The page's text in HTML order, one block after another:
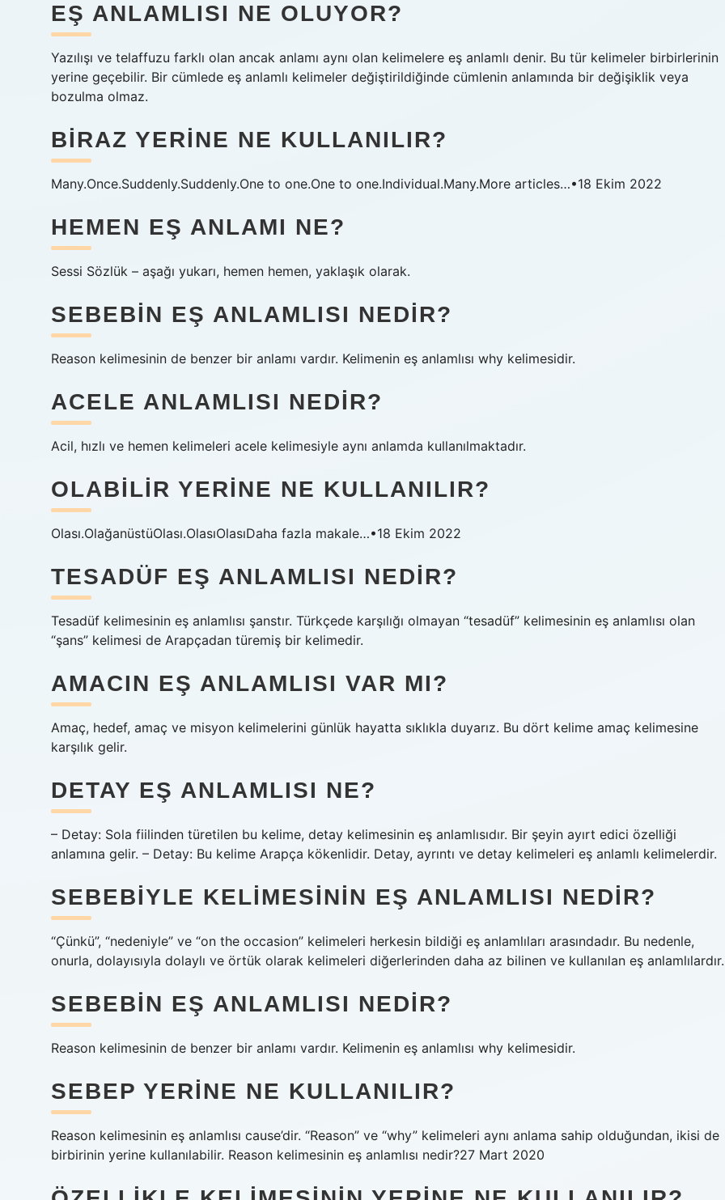
EŞ ANLAMLISI NE OLUYOR?
Yazılışı ve telaffuzu farklı olan ancak anlamı aynı olan kelimelere eş anlamlı denir. Bu tür kelimeler birbirlerinin
yerine geçebilir. Bir cümlede eş anlamlı kelimeler değiştirildiğinde cümlenin anlamında bir değişiklik veya
bozulma olmaz.
BIRAZ YERINE NE KULLANILIR?
Many.Once.Suddenly.Suddenly.One to one.One to one.Individual.Many.More articles…•18 Ekim 2022
HEMEN EŞ ANLAMI NE?
Sessi Sözlük – aşağı yukarı, hemen hemen, yaklaşık olarak.
SEBEBIN EŞ ANLAMLISI NEDIR?
Reason kelimesinin de benzer bir anlamı vardır. Kelimenin eş anlamlısı why kelimesidir.
ACELE ANLAMLISI NEDIR?
Acil, hızlı ve hemen kelimeleri acele kelimesiyle aynı anlamda kullanılmaktadır.
OLABILIR YERINE NE KULLANILIR?
Olası.OlağanüstüOlası.OlasıOlasıDaha fazla makale…•18 Ekim 2022
TESADÜF EŞ ANLAMLISI NEDIR?
Tesadüf kelimesinin eş anlamlısı şanstır. Türkçede karşılığı olmayan “tesadüf” kelimesinin eş anlamlısı olan
“şans” kelimesi de Arapçadan türemiş bir kelimedir.
AMACIN EŞ ANLAMLISI VAR MI?
Amaç, hedef, amaç ve misyon kelimelerini günlük hayatta sıklıkla duyarız. Bu dört kelime amaç kelimesine
karşılık gelir.
DETAY EŞ ANLAMLISI NE?
– Detay: Sola fiilinden türetilen bu kelime, detay kelimesinin eş anlamlısıdır. Bir şeyin ayırt edici özelliği
anlamına gelir. – Detay: Bu kelime Arapça kökenlidir. Detay, ayrıntı ve detay kelimeleri eş anlamlı kelimelerdir.
SEBEBIYLE KELIMESININ EŞ ANLAMLISI NEDIR?
“Çünkü”, “nedeniyle” ve “on the occasion” kelimeleri herkesin bildiği eş anlamlıları arasındadır. Bu nedenle,
onurla, dolayısıyla dolaylı ve örtük olarak kelimeleri diğerlerinden daha az bilinen ve kullanılan eş anlamlılardır.
SEBEBIN EŞ ANLAMLISI NEDIR?
Reason kelimesinin de benzer bir anlamı vardır. Kelimenin eş anlamlısı why kelimesidir.
SEBEP YERINE NE KULLANILIR?
Reason kelimesinin eş anlamlısı cause’dir. “Reason” ve “why” kelimeleri aynı anlama sahip olduğundan, ikisi de
birbirinin yerine kullanılabilir. Reason kelimesinin eş anlamlısı nedir?27 Mart 2020